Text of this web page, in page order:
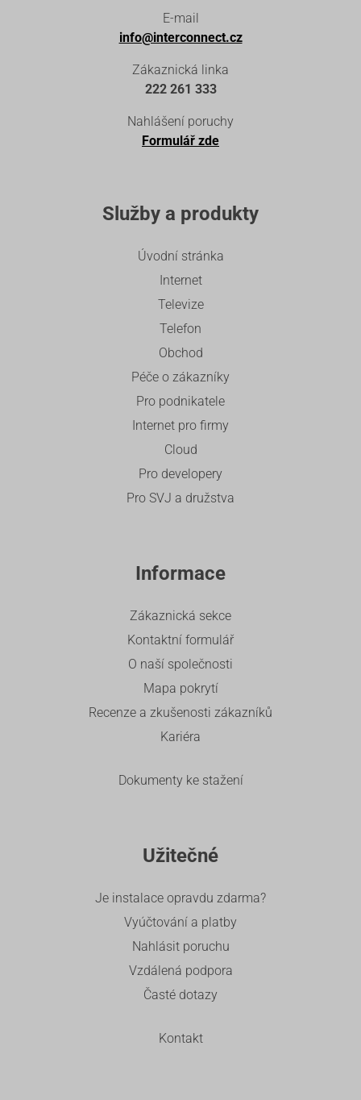
E-mail
info@interconnect.cz
Zákaznická linka
222 261 333
Nahlášení poruchy
Formulář zde
Služby a produkty
Úvodní stránka
Internet
Televize
Telefon
Obchod
Péče o zákazníky
Pro podnikatele
Internet pro firmy
Cloud
Pro developery
Pro SVJ a družstva
Informace
Zákaznická sekce
Kontaktní formulář
O naší společnosti
Mapa pokrytí
Recenze a zkušenosti zákazníků
Kariéra
Dokumenty ke stažení
Užitečné
Je instalace opravdu zdarma?
Vyúčtování a platby
Nahlásit poruchu
Vzdálená podpora
Časté dotazy
Kontakt